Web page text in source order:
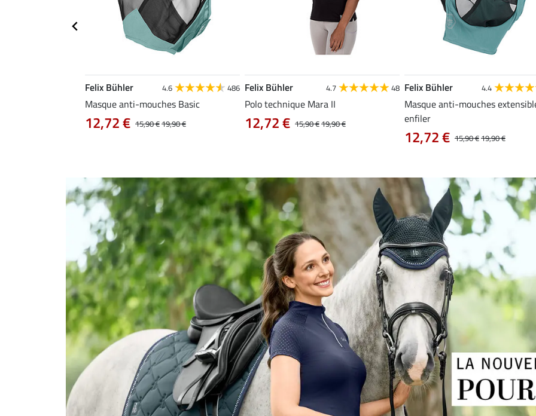
Felix Bühler 4.6 486
Masque anti-mouches Basic
15,90 €19,90 €
12,72 €
Felix Bühler 4.7 48
Polo technique Mara II
15,90 €19,90 €
12,72 €
Felix Bühler 4.4
Masque anti-mouches
enfiler
15,90 €19,90 €
12,72 €